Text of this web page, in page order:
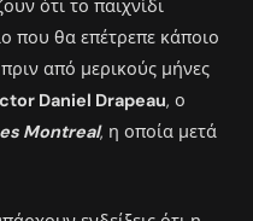
ότι το παιχνίδι
που θα επέτρεπε κάποιο
από μερικούς μήνες
Daniel Drapeau, ο
Montreal, η οποία μετά